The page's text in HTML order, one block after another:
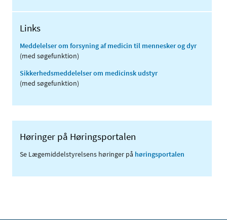
Links
Meddelelser om forsyning af medicin til mennesker og dyr
(med søgefunktion)
Sikkerhedsmeddelelser om medicinsk udstyr
(med søgefunktion)
Høringer på Høringsportalen
Se Lægemiddelstyrelsens høringer på høringsportalen